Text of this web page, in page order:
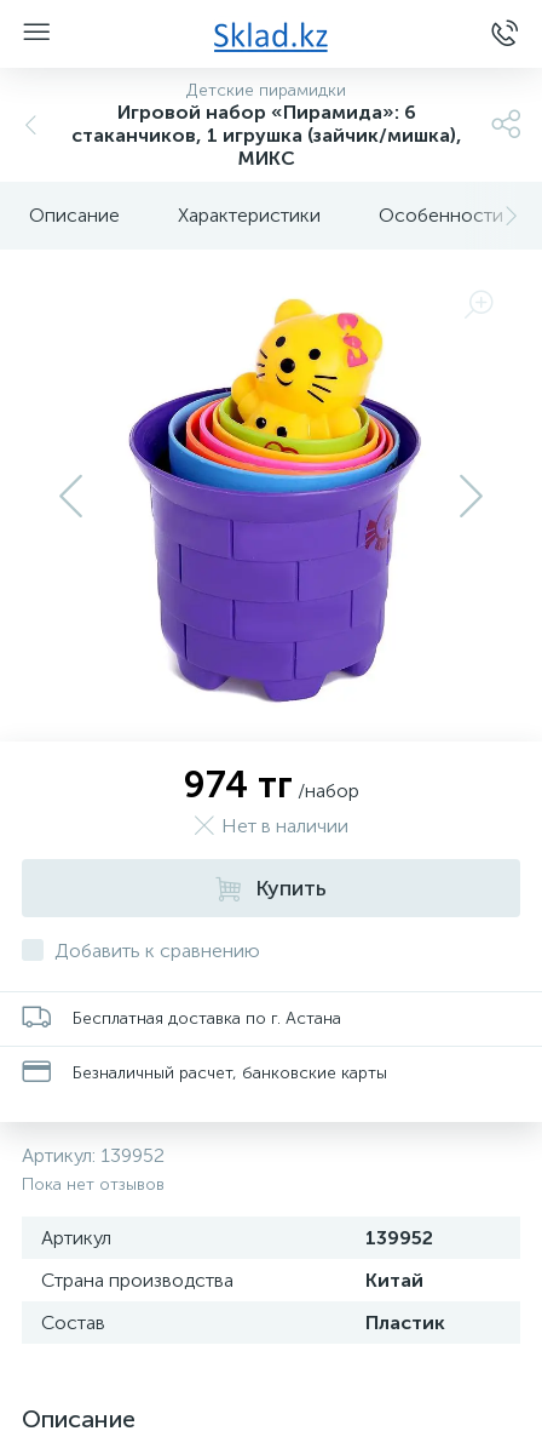
Детские пирамидки
Игровой набор «Пирамида»: 6
стаканчиков, 1 игрушка (зайчик/мишка),
МИКС
Описание Характеристики Особенности
974 тг /набор
Нет в наличии
Купить
Добавить к сравнению
Бесплатная доставка по г. Астана
Безналичный расчет, банковские карты
Артикул: 139952
Пока нет отзывов
Артикул
139952
Страна производства
Китай
Состав
Пластик
Описание